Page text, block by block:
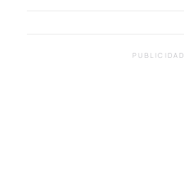
PUBLICIDAD